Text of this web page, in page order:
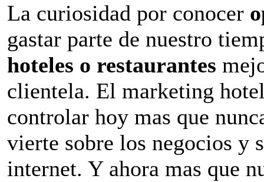
La curiosidad por conocer
gastar parte de nuestro
hoteles o restaurantes
clientela. El marketing
controlar hoy mas que
vierte sobre los negocios y
internet. Y ahora mas que